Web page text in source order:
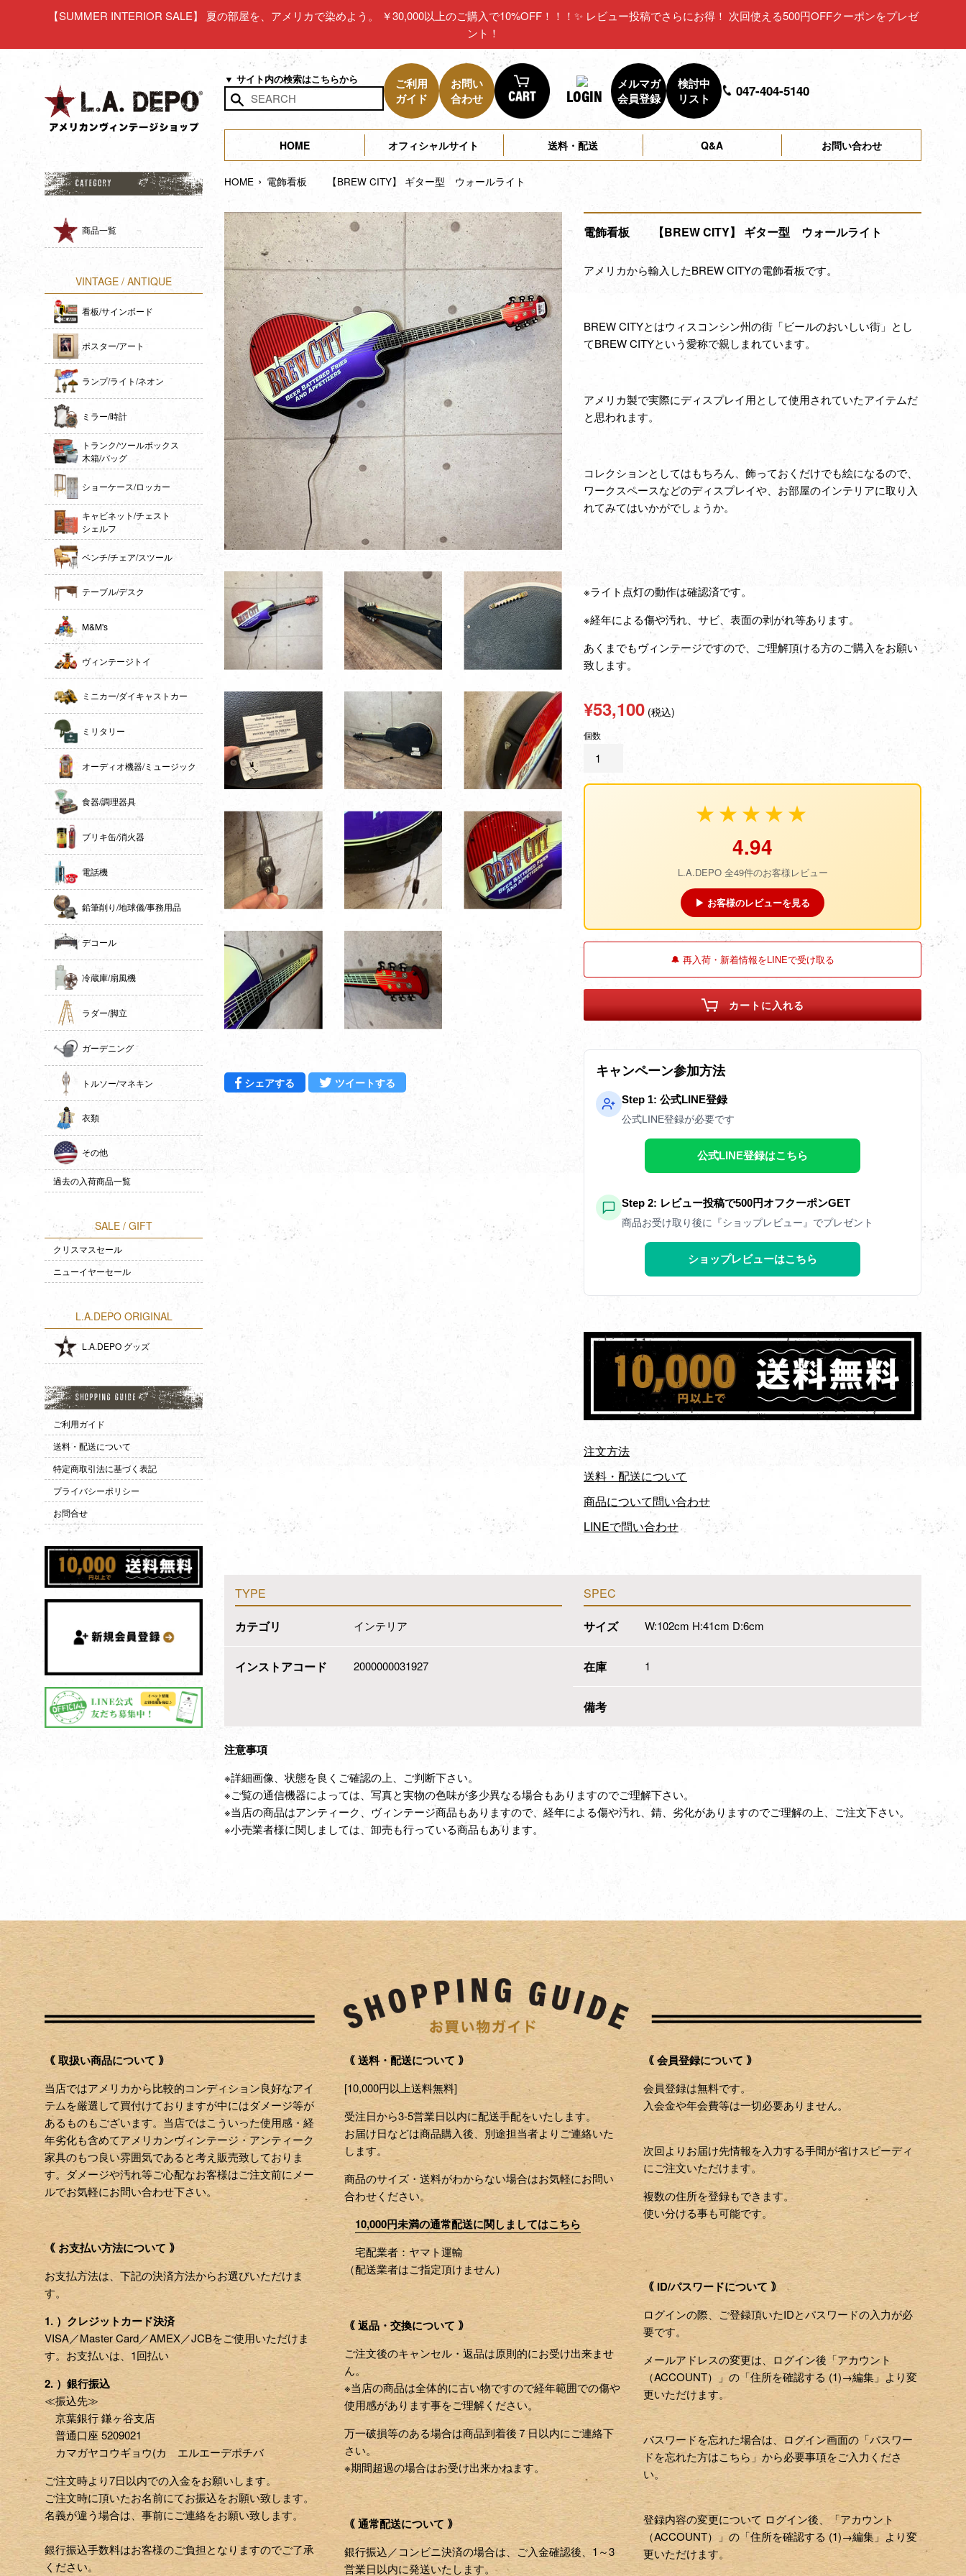
【SUMMER INTERIOR SALE】 夏の部屋を、アメリカで染めよう。 ￥30,000以上のご購入で10%OFF！！！✨ レビュー投稿でさらにお得！ 次回使える500円OFFクーポンをプレゼ
ント！
▼ サイト内の検索はこちらから
検
索
る
ご利用
ガイド
お問い
合わせ
LOGIN
メルマガ
会員登録
検討中
リスト
047-404-5140
HOME オフィシャルサイト 送料・配送 Q&A お問い合わせ
商品一覧
VINTAGE / ANTIQUE
看板/サインボード
ポスター/アート
ランプ/ライト/ネオン
ミラー/時計
トランク/ツールボックス
木箱/バッグ
ショーケース/ロッカー
キャビネット/チェスト
シェルフ
ベンチ/チェア/スツール
テーブル/デスク
M&M's
ヴィンテージトイ
ミニカー/ダイキャストカー
ミリタリー
オーディオ機器/ミュージック
食器/調理器具
ブリキ缶/消火器
電話機
鉛筆削り/地球儀/事務用品
デコール
冷蔵庫/扇風機
ラダー/脚立
ガーデニング
トルソー/マネキン
衣類
その他
過去の入荷商品一覧
SALE / GIFT
クリスマスセール
ニューイヤーセール
L.A.DEPO ORIGINAL
L.A.DEPO グッズ
ご利用ガイド
送料・配送について
特定商取引法に基づく表記
プライバシーポリシー
お問合せ
HOME › 電飾看板 【BREW CITY】 ギター型 ウォールライト
シェアする Facebookでシェアする
ツイートする Twitterに投稿する
電飾看板 【BREW CITY】 ギター型 ウォールライト
アメリカから輸入したBREW CITYの電飾看板です。
BREW CITYとはウィスコンシン州の街「ビールのおいしい街」とし
てBREW CITYという愛称で親しまれています。
アメリカ製で実際にディスプレイ用として使用されていたアイテムだ
と思われます。
コレクションとしてはもちろん、飾っておくだけでも絵になるので、
ワークスペースなどのディスプレイや、お部屋のインテリアに取り入
れてみてはいかがでしょうか。
※ライト点灯の動作は確認済です。
※経年による傷や汚れ、サビ、表面の剥がれ等あります。
あくまでもヴィンテージですので、ご理解頂ける方のご購入をお願い
致します。
通
常
価
¥53,100 (税込)
個数
★★★★★
4.94
L.A.DEPO 全49件のお客様レビュー
▶ お客様のレビューを見る
🔔 再入荷・新着情報をLINEで受け取る
カートに入れる
キャンペーン参加方法
Step 1: 公式LINE登録
公式LINE登録が必要です
公式LINE登録はこちら
Step 2: レビュー投稿で500円オフクーポンGET
商品お受け取り後に『ショップレビュー』でプレゼント
ショップレビューはこちら
注文方法
送料・配送について
商品について問い合わせ
LINEで問い合わせ
TYPE
カテゴリ
インテリア
インストアコード 2000000031927
SPEC
サイズ
W:102cm H:41cm D:6cm
在庫 1
備考
注意事項
※詳細画像、状態を良くご確認の上、ご判断下さい。
※ご覧の通信機器によっては、写真と実物の色味が多少異なる場合もありますのでご理解下さい。
※当店の商品はアンティーク、ヴィンテージ商品もありますので、経年による傷や汚れ、錆、劣化がありますのでご理解の上、ご注文下さい。
※小売業者様に関しましては、卸売も行っている商品もあります。
｟ 取扱い商品について ｠
当店ではアメリカから比較的コンディション良好なアイ
テムを厳選して買付けておりますが中にはダメージ等が
あるものもございます。当店ではこういった使用感・経
年劣化も含めてアメリカンヴィンテージ・アンティーク
家具のもつ良い雰囲気であると考え販売致しておりま
す。ダメージや汚れ等ご心配なお客様はご注文前にメー
ルでお気軽にお問い合わせ下さい。
｟ お支払い方法について ｠
お支払方法は、下記の決済方法からお選びいただけま
す。
1. ）クレジットカード決済
VISA／Master Card／AMEX／JCBをご使用いただけま
す。お支払いは、1回払い
2. ）銀行振込
≪振込先≫
京葉銀行 鎌ヶ谷支店
普通口座 5209021
カマガヤコウギョウ(カ エルエーデポチバ
ご注文時より7日以内での入金をお願いします。
ご注文時に頂いたお名前にてお振込をお願い致します。
名義が違う場合は、事前にご連絡をお願い致します。
銀行振込手数料はお客様のご負担となりますのでご了承
ください。
｟ 送料・配送について ｠
[10,000円以上送料無料]
受注日から3-5営業日以内に配送手配をいたします。
お届け日などは商品購入後、別途担当者よりご連絡いた
します。
商品のサイズ・送料がわからない場合はお気軽にお問い
合わせください。
10,000円未満の通常配送に関しましてはこちら
宅配業者：ヤマト運輸
（配送業者はご指定頂けません）
｟ 返品・交換について ｠
ご注文後のキャンセル・返品は原則的にお受け出来ませ
ん。
※当店の商品は全体的に古い物ですので経年範囲での傷や
使用感があります事をご理解ください。
万一破損等のある場合は商品到着後７日以内にご連絡下
さい。
※期間超過の場合はお受け出来かねます。
｟ 通常配送について ｠
銀行振込／コンビニ決済の場合は、ご入金確認後、1～3
営業日以内に発送いたします。
｟ 会員登録について ｠
会員登録は無料です。
入会金や年会費等は一切必要ありません。
次回よりお届け先情報を入力する手間が省けスピーディ
にご注文いただけます。
複数の住所を登録もできます。
使い分ける事も可能です。
｟ ID/パスワードについて ｠
ログインの際、ご登録頂いたIDとパスワードの入力が必
要です。
メールアドレスの変更は、ログイン後「アカウント
（ACCOUNT）」の「住所を確認する (1)→編集」より変
更いただけます。
パスワードを忘れた場合は、ログイン画面の「パスワー
ドを忘れた方はこちら」から必要事項をご入力くださ
い。
登録内容の変更について ログイン後、「アカウント
（ACCOUNT）」の「住所を確認する (1)→編集」より変
更いただけます。